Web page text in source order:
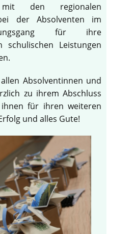
mit den regionalen
der Absolventen im
für ihre
schulischen Leistungen
Absolventinnen und
zu ihrem Abschluss
für ihren weiteren
und alles Gute!